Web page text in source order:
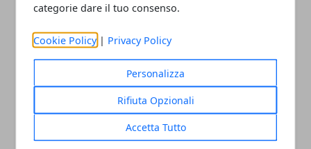
categorie dare il tuo consenso.
Cookie Policy | Privacy Policy
Personalizza
Rifiuta Opzionali
Accetta Tutto
Il professor Nuzzolese, a Torino come a
Bari: scienza e diritti umani nel nome
dell’identità perduta
20/11/2025